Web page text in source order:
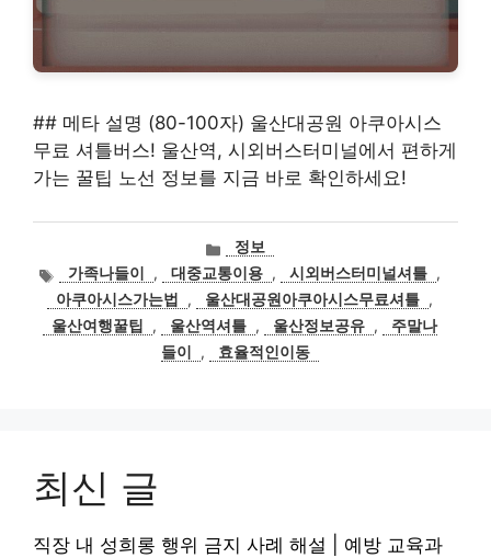
## 메타 설명 (80-100자) 울산대공원 아쿠아시스
무료 셔틀버스! 울산역, 시외버스터미널에서 편하게
가는 꿀팁 노선 정보를 지금 바로 확인하세요!
카
테
고
리
정보
태
그
가족나들이 , 대중교통이용 , 시외버스터미널셔틀 ,
아쿠아시스가는법
, 울산대공원아쿠아시스무료셔틀 ,
울산여행꿀팁
, 울산역셔틀 , 울산정보공유 ,
주말나
들이
, 효율적인이동
최신 글
직장 내 성희롱 행위 금지 사례 해설 | 예방 교육과